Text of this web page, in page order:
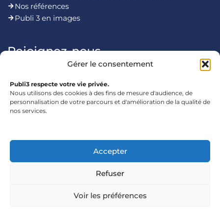
Gérer le consentement
Publi3 respecte votre vie privée.
Nous utilisons des cookies à des fins de mesure d'audience, de
personnalisation de votre parcours et d'amélioration de la qualité de
nos services.
Accepter
Refuser
Voir les préférences
Nos références
Publi 3 en images
Rejoignez-nous
Mentions légales
| Affichez vos couleurs. On s'occupe de tout ! |